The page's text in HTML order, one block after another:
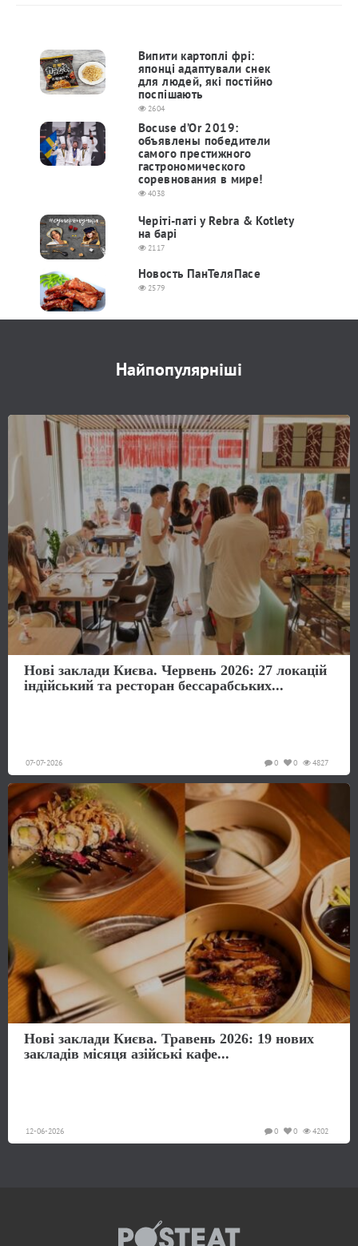
Випити картоплі фрі:
японці адаптували снек
для людей, які постійно
поспішають
2604
Bocuse d’Or 2019:
объявлены победители
самого престижного
гастрономического
соревнования в мире!
4038
Черіті-паті у Rebra & Kotlety
на барі
2117
Новость ПанТеляПасе
2579
Найпопулярніші
Нові заклади Києва. Червень 2026: 27 локацій
індійський та ресторан бессарабських...
07-07-2026 4827
0
0
Нові заклади Києва. Травень 2026: 19 нових
закладів місяця азійські кафе...
12-06-2026 4202
0
0